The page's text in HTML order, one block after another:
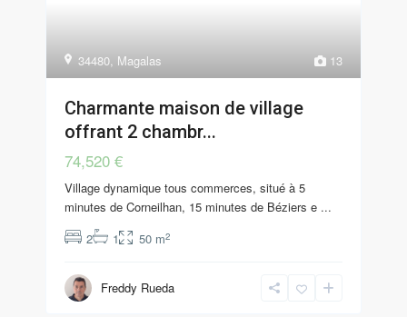
13
34480, Magalas
Charmante maison de village
offrant 2 chambr...
74,520 €
Village dynamique tous commerces, situé à 5
minutes de Corneilhan, 15 minutes de Béziers e ...
2
1 50 m2
Freddy Rueda